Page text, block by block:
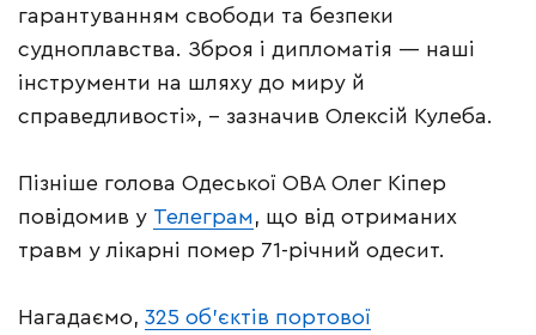
гарантуванням свободи та безпеки
судноплавства. Зброя і дипломатія — наші
інструменти на шляху до миру й
справедливості», – зазначив Олексій Кулеба.
Пізніше голова Одеської ОВА Олег Кіпер
повідомив у Телеграм, що від отриманих
травм у лікарні помер 71-річний одесит.
Нагадаємо, 325 об’єктів портової